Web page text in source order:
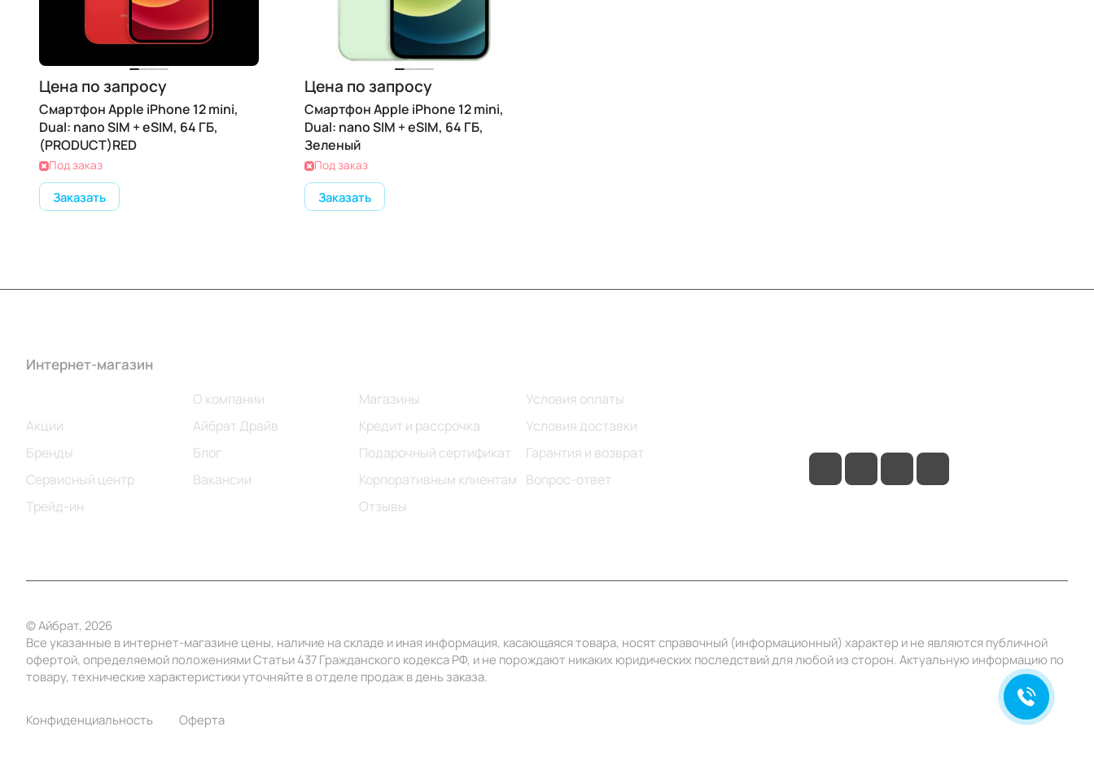
Цена по запросу
Смартфон Apple iPhone 12 mini,
Dual: nano SIM + eSIM, 64 ГБ,
(PRODUCT)RED
Под заказ
Заказать
Цена по запросу
Смартфон Apple iPhone 12 mini,
Dual: nano SIM + eSIM, 64 ГБ,
Зеленый
Под заказ
Заказать
Интернет-магазин
Акции
Бренды
Сервисный центр
Трейд-ин
О компании
Айбрат Драйв
Блог
Вакансии
Магазины
Кредит и рассрочка
Подарочный сертификат
Корпоративным клиентам
Отзывы
Условия оплаты
Условия доставки
Гарантия и возврат
Вопрос-ответ
© Айбрат, 2026
Все указанные в интернет-магазине цены, наличие на складе и иная информация, касающаяся товара, носят справочный (информационный) характер и не являются публичной
офертой, определяемой положениями Статьи 437 Гражданского кодекса РФ, и не порождают никаких юридических последствий для любой из сторон. Актуальную информацию по
товару, технические характеристики уточняйте в отделе продаж в день заказа.
Конфиденциальность Оферта